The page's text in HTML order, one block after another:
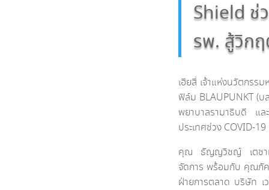
Shield ช่
รพ. สู้วิก
เฮียสี่ เจ้าแห่งนวัตกรรม
ฟิล์ม BLAUPUNKT (บ
พยาบาลรามาธิบดี แ
ประเทศช่วง COVID-19
คุณ ธัญญวิชญ์ เตชาทั
จัดการ พร้อมกับ คุณภัค
ฝ่ายการตลาด บริษัท เ